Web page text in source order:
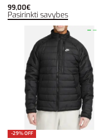
99,00€
Pasirinkti savybes
-29% OFF